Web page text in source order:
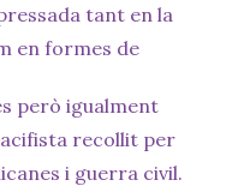
tant en la
en formes de
però igualment
recollit per
i guerra civil.